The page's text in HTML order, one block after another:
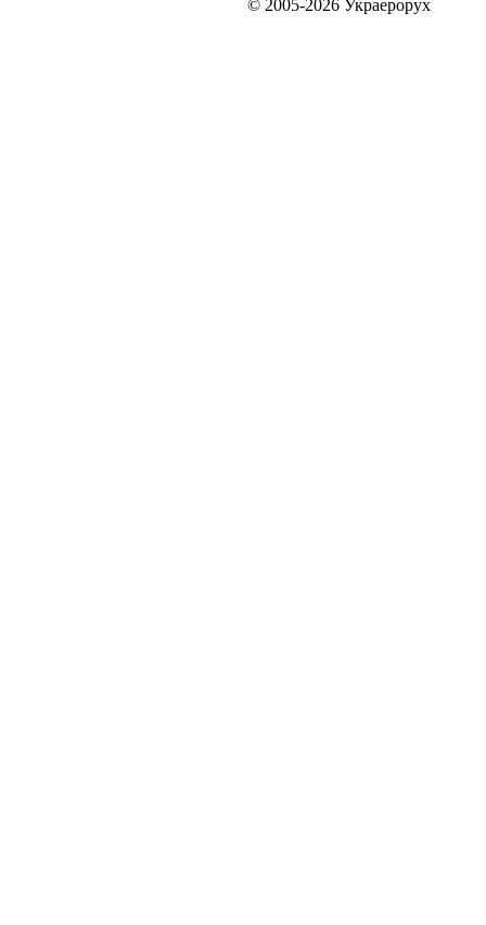
© 2005-2026 Украерорух